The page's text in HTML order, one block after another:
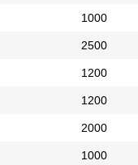
1000
2500
1200
1200
2000
1000